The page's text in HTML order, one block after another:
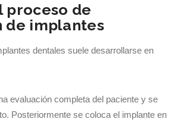
proceso de
de implantes
dentales suele desarrollarse en
evaluación completa del paciente y se
Posteriormente se coloca el implante en